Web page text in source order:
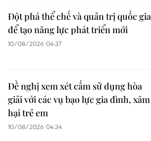
Đột phá thể chế và quản trị quốc gia
để tạo năng lực phát triển mới
10/08/2026 04:37
Đề nghị xem xét cấm sử dụng hòa
giải với các vụ bạo lực gia đình, xâm
hại trẻ em
10/08/2026 04:34